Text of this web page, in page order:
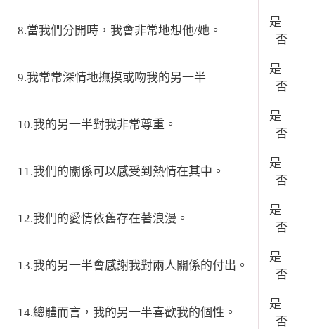
8.當我們分開時，我會非常地想他/她。
是
否
9.我常常深情地撫摸或吻我的另一半
是
否
10.我的另一半對我非常尊重。
是
否
11.我們的關係可以感受到熱情在其中。
是
否
12.我們的愛情依舊存在著浪漫。
是
否
13.我的另一半會感謝我對兩人關係的付出。
是
否
14.總體而言，我的另一半喜歡我的個性。
是
否